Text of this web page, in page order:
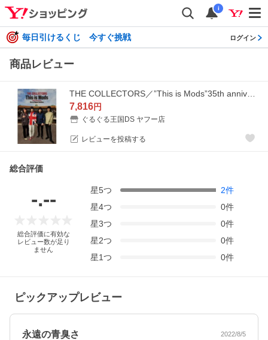
i
毎日引けるくじ 今すぐ挑戦 ログイン
商品レビュー
7,816円
ぐるぐる王国DS ヤフー店
レビューを投稿する
総合評価
-.--
総合評価に有効な
レビュー数が足り
ません
星5つ 2件
星4つ 0件
星3つ 0件
星2つ 0件
星1つ 0件
ピックアップレビュー
永遠の青臭さ 2022/8/5